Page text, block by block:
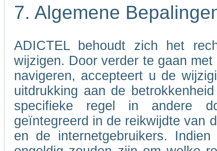
7. Algemene
ADICTEL behoudt zich het
wijzigen. Door verder te gaan
navigeren, accepteert u de
uitdrukking aan de
specifieke regel in andere
geïntegreerd in de reikwijdte van
en de internetgebruikers.